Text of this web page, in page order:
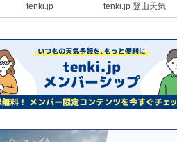
tenki.jp tenki.jp 登山天気